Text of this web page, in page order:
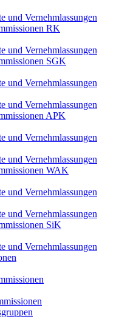
und Vernehmlassungen
RK
und Vernehmlassungen
SGK
und Vernehmlassungen
und Vernehmlassungen
APK
und Vernehmlassungen
und Vernehmlassungen
WAK
und Vernehmlassungen
und Vernehmlassungen
SiK
und Vernehmlassungen